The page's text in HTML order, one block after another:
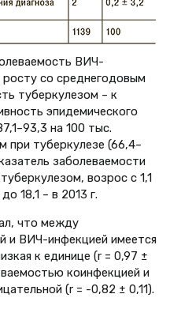
ВИЧ-
со среднегодовым
туберкулезом – к
эпидемического
на 100 тыс.
при туберкулезе (66,4–
заболеваемости
возрос с 1,1
18,1 – в 2013 г.
что между
и ВИЧ-инфекцией имеется
к единице (r = 0,97 ±
коинфекцией и
(r = -0,82 ± 0,11).